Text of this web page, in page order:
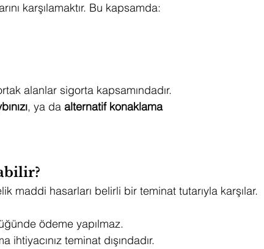
karşılamaktır. Bu kapsamda:
alanlar sigorta kapsamındadır.
, ya da alternatif konaklama
maddi hasarları belirli bir teminat tutarıyla karşılar.
ödeme yapılmaz.
ihtiyacınız teminat dışındadır.